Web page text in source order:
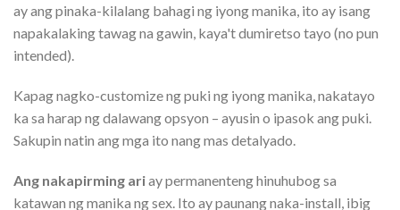
ay ang pinaka-kilalang bahagi ng iyong manika, ito ay isang
napakalaking tawag na gawin, kaya't dumiretso tayo (no pun
intended).
Kapag nagko-customize ng puki ng iyong manika, nakatayo
ka sa harap ng dalawang opsyon – ayusin o ipasok ang puki.
Sakupin natin ang mga ito nang mas detalyado.
Ang nakapirming ariay permanenteng hinuhubog sa
katawan ng manika ng sex. Ito ay paunang naka-install, ibig